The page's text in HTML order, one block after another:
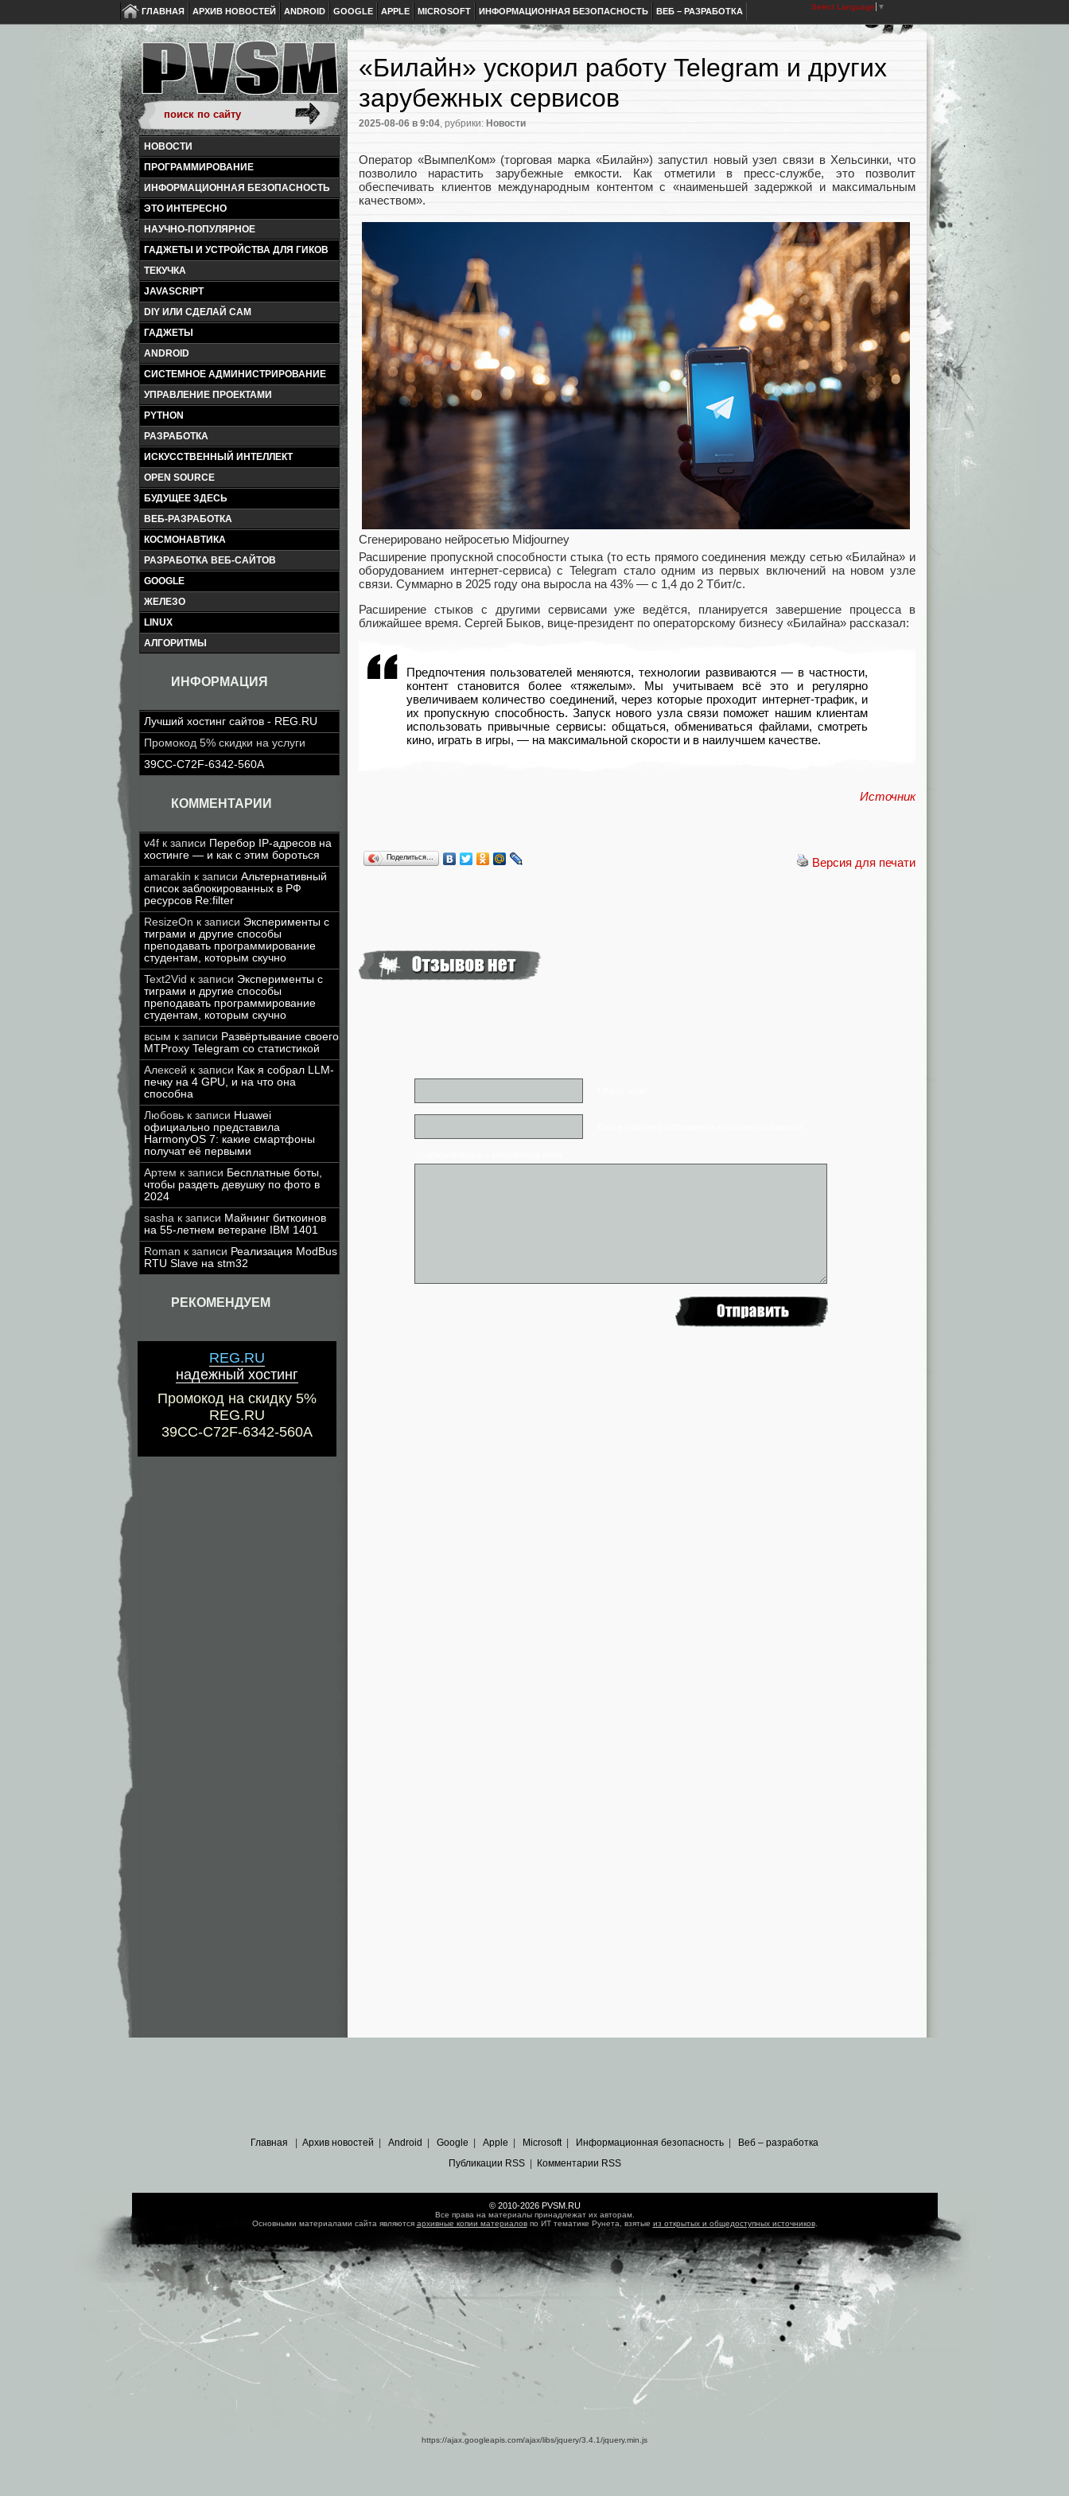
ГЛАВНАЯ АРХИВ НОВОСТЕЙ ANDROID GOOGLE APPLE MICROSOFT ИНФОРМАЦИОННАЯ БЕЗОПАСНОСТЬ ВЕБ – РАЗРАБОТКА Select Language ▼
НОВОСТИ
ПРОГРАММИРОВАНИЕ
ИНФОРМАЦИОННАЯ БЕЗОПАСНОСТЬ
ЭТО ИНТЕРЕСНО
НАУЧНО-ПОПУЛЯРНОЕ
ГАДЖЕТЫ И УСТРОЙСТВА ДЛЯ ГИКОВ
ТЕКУЧКА
JAVASCRIPT
DIY ИЛИ СДЕЛАЙ САМ
ГАДЖЕТЫ
ANDROID
СИСТЕМНОЕ АДМИНИСТРИРОВАНИЕ
УПРАВЛЕНИЕ ПРОЕКТАМИ
PYTHON
РАЗРАБОТКА
ИСКУССТВЕННЫЙ ИНТЕЛЛЕКТ
OPEN SOURCE
БУДУЩЕЕ ЗДЕСЬ
ВЕБ-РАЗРАБОТКА
КОСМОНАВТИКА
РАЗРАБОТКА ВЕБ-САЙТОВ
GOOGLE
ЖЕЛЕЗО
LINUX
АЛГОРИТМЫ
ИНФОРМАЦИЯ
Лучший хостинг сайтов - REG.RU
Промокод 5% скидки на услуги
39CC-C72F-6342-560A
КОММЕНТАРИИ
v4f к записи Перебор IP-адресов на
хостинге — и как с этим бороться
amarakin к записи Альтернативный
список заблокированных в РФ
ресурсов Re:filter
ResizeOn к записи Эксперименты с
тиграми и другие способы
преподавать программирование
студентам, которым скучно
Text2Vid к записи Эксперименты с
тиграми и другие способы
преподавать программирование
студентам, которым скучно
всым к записи Развёртывание своего
MTProxy Telegram со статистикой
Алексей к записи Как я собрал LLM-
печку на 4 GPU, и на что она
способна
Любовь к записи Huawei
официально представила
HarmonyOS 7: какие смартфоны
получат её первыми
Артем к записи Бесплатные боты,
чтобы раздеть девушку по фото в
2024
sasha к записи Майнинг биткоинов
на 55-летнем ветеране IBM 1401
Roman к записи Реализация ModBus
RTU Slave на stm32
РЕКОМЕНДУЕМ
REG.RU
надежный хостинг
Промокод на скидку 5%
REG.RU
39CC-C72F-6342-560A
«Билайн» ускорил работу Telegram и других
зарубежных сервисов
2025-08-06 в 9:04, рубрики: Новости
Оператор «ВымпелКом» (торговая марка «Билайн») запустил новый узел связи в Хельсинки, что
позволило нарастить зарубежные емкости. Как отметили в пресс-службе, это позволит
обеспечивать клиентов международным контентом с «наименьшей задержкой и максимальным
качеством».
Сгенерировано нейросетью Midjourney
Расширение пропускной способности стыка (то есть прямого соединения между сетью «Билайна» и
оборудованием интернет-сервиса) с Telegram стало одним из первых включений на новом узле
связи. Суммарно в 2025 году она выросла на 43% — с 1,4 до 2 Тбит/с.
Расширение стыков с другими сервисами уже ведётся, планируется завершение процесса в
ближайшее время. Сергей Быков, вице-президент по операторскому бизнесу «Билайна» рассказал:
Предпочтения пользователей меняются, технологии развиваются — в частности,
контент становится более «тяжелым». Мы учитываем всё это и регулярно
увеличиваем количество соединений, через которые проходит интернет-трафик, и
их пропускную способность. Запуск нового узла связи поможет нашим клиентам
использовать привычные сервисы: общаться, обмениваться файлами, смотреть
кино, играть в игры, — на максимальной скорости и в наилучшем качестве.
Источник
Версия для печати
Поделиться…
Главная Архив новостей Android Google Apple Microsoft| Информационная безопасность
Веб – разработка
Публикации RSS| Комментарии RSS
© 2010-2026 PVSM.RU
Все права на материалы принадлежат их авторам.
Основными материалами сайта являются архивные копии материаловпо ИТ тематике Рунета, взятые из открытых и общедоступных источников.
https://ajax.googleapis.com/ajax/libs/jquery/3.4.1/jquery.min.js